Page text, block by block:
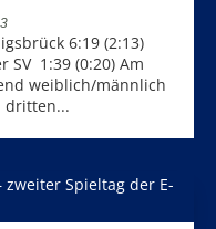
6:19 (2:13)
SV 1:39 (0:20) Am
weiblich/männlich
dritten...